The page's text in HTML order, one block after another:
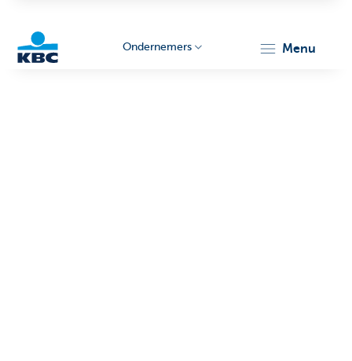
Ondernemers menu